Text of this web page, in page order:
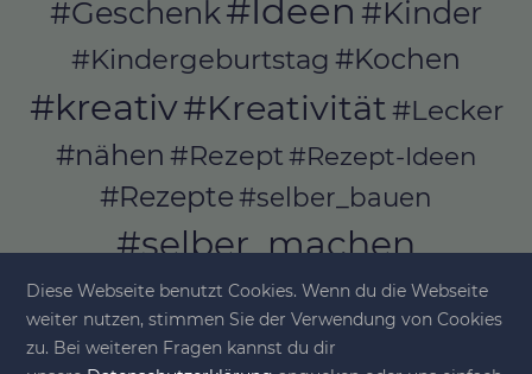
#Geschenk#Ideen #Kinder
#Kindergeburtstag #Kochen
#kreativ#Kreativität#Lecker
#nähen #Rezept#Rezept-Ideen
#Rezepte#selber_bauen
#selber_machen
#Selbermachen#selber_nähen
#Selfmade#Sommer
Diese Webseite benutzt Cookies. Wenn du die Webseite
weiter nutzen, stimmen Sie der Verwendung von Cookies
zu. Bei weiteren Fragen kannst du dir